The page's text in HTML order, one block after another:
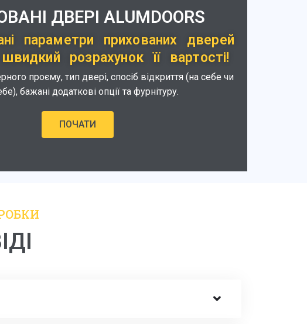
ДВЕРІ ALUMDOORS
параметри прихованих дверей
розрахунок її вартості!
проєму, тип двері, спосіб відкриття (на себе чи
бажані додаткові опції та фурнітуру.
ПОЧАТИ